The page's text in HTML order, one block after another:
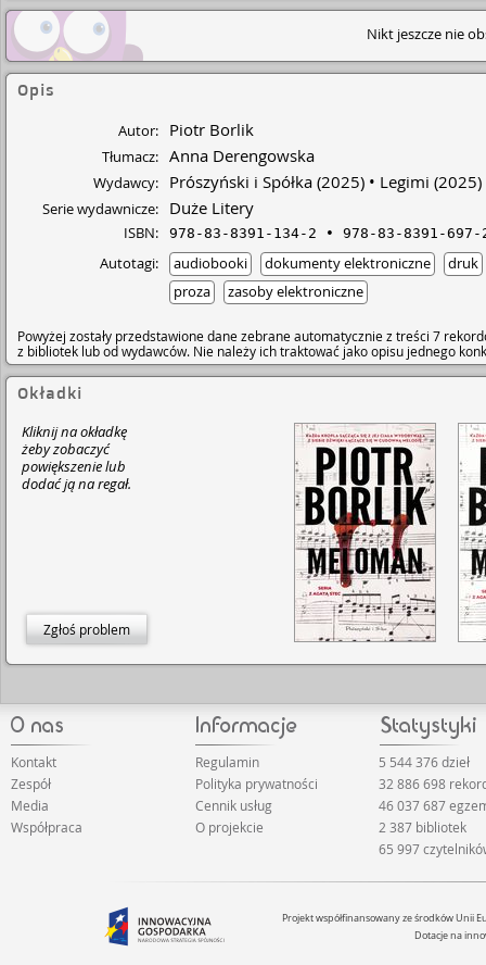
Nikt jeszcze nie
Opis
Autor: Piotr Borlik
Tłumacz: Anna Derengowska
Wydawcy: Prószyński i Spółka (2025) Legimi (2025)
Serie wydawnicze: Duże Litery
ISBN: 978-83-8391-134-2 978-83-8391-697-
Autotagi: audiobooki dokumenty elektroniczne
druk
proza
zasoby elektroniczne
Powyżej zostały przedstawione dane zebrane automatycznie z treści 7
z bibliotek lub od wydawców. Nie należy ich traktować jako opisu jednego
Okładki
Kliknij na okładkę
żeby zobaczyć
powiększenie lub
dodać ją na regał.
Zgłoś problem
Kontakt
Zespół
Media
Współpraca
Regulamin
Polityka prywatności
Cennik usług
O projekcie
5 544 376 dzieł
32 886 698
46 037 687
2 387 bibliotek
65 997
Projekt współfinansowany ze środków Unii
Dotacje na